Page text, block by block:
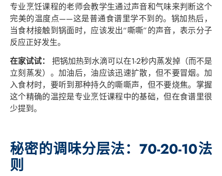
专业烹饪课程的老师会教学生通过声音和气味来判断这个
完美的温度点——这是普通食谱里学不到的。锅加热后，
当食材接触到锅面时，应该发出“嘶嘶”的声音，表示分子
反应正好发生。
在家试试：
把锅加热到水滴可以在1-2秒内蒸发掉（而不是
立刻蒸发）。加油后，油应该迅速扩散，但不要冒烟。加
入食材时，要听到那种持久的嘶嘶声，但不要烧焦。掌握
这个精确的温控是专业烹饪课程中的基础，但在食谱里很
少提到。
秘密的调味分层法：70-20-10法
则